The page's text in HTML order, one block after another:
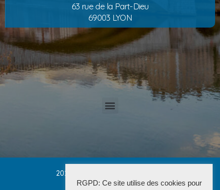
63 rue de la Part-Dieu
69003 LYON
2025 Cabinet PETRUCCI CONVERT
RGPD: Ce site utilise des cookies pour